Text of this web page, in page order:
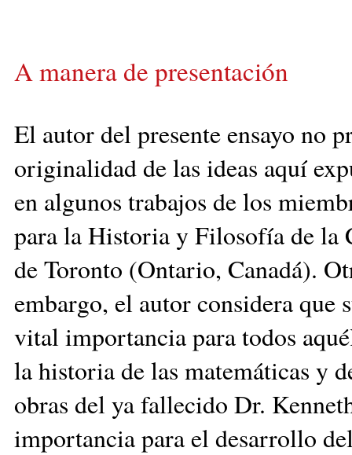
A manera de presentación
El autor del presente ensayo no
originalidad de las ideas aquí
en algunos trabajos de los
para la Historia y Filosofía de la
de Toronto (Ontario, Canadá).
embargo, el autor considera
vital importancia para todos
la historia de las matemáticas y
obras del ya fallecido Dr.
importancia para el desarrollo